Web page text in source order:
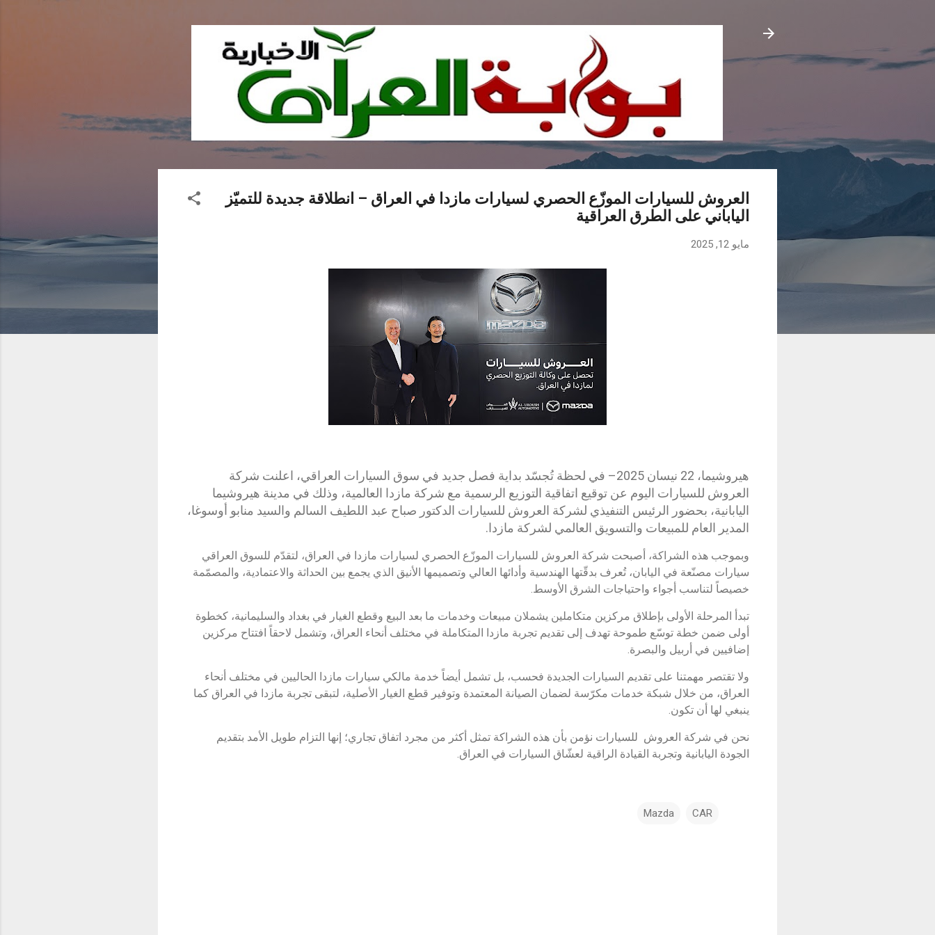
العروش للسيارات الموزّع الحصري لسيارات مازدا في العراق – انطلاقة جديدة للتميّز
الياباني على الطرق العراقية
مايو 12, 2025
هيروشيما، 22 نيسان 2025– في لحظة تُجسّد بداية فصل جديد في سوق السيارات العراقي، اعلنت شركة
العروش للسيارات اليوم عن توقيع اتفاقية التوزيع الرسمية مع شركة مازدا العالمية، وذلك في مدينة هيروشيما
اليابانية، بحضور الرئيس التنفيذي لشركة العروش للسيارات الدكتور صباح عبد اللطيف السالم والسيد منابو أوسوغا،
المدير العام للمبيعات والتسويق العالمي لشركة مازدا.
وبموجب هذه الشراكة، أصبحت شركة العروش للسيارات الموزّع الحصري لسيارات مازدا في العراق، لتقدّم للسوق العراقي
سيارات مصنّعة في اليابان، تُعرف بدقّتها الهندسية وأدائها العالي وتصميمها الأنيق الذي يجمع بين الحداثة والاعتمادية، والمصمّمة
خصيصاً لتناسب أجواء واحتياجات الشرق الأوسط.
تبدأ المرحلة الأولى بإطلاق مركزين متكاملين يشملان مبيعات وخدمات ما بعد البيع وقطع الغيار في بغداد والسليمانية، كخطوة
أولى ضمن خطة توسّع طموحة تهدف إلى تقديم تجربة مازدا المتكاملة في مختلف أنحاء العراق، وتشمل لاحقاً افتتاح مركزين
إضافيين في أربيل والبصرة.
ولا تقتصر مهمتنا على تقديم السيارات الجديدة فحسب، بل تشمل أيضاً خدمة مالكي سيارات مازدا الحاليين في مختلف أنحاء
العراق، من خلال شبكة خدمات مكرّسة لضمان الصيانة المعتمدة وتوفير قطع الغيار الأصلية، لتبقى تجربة مازدا في العراق كما
ينبغي لها أن تكون.
نحن في شركة العروش للسيارات نؤمن بأن هذه الشراكة تمثل أكثر من مجرد اتفاق تجاري؛ إنها التزام طويل الأمد بتقديم
الجودة اليابانية وتجربة القيادة الراقية لعشّاق السيارات في العراق.
CAR
Mazda